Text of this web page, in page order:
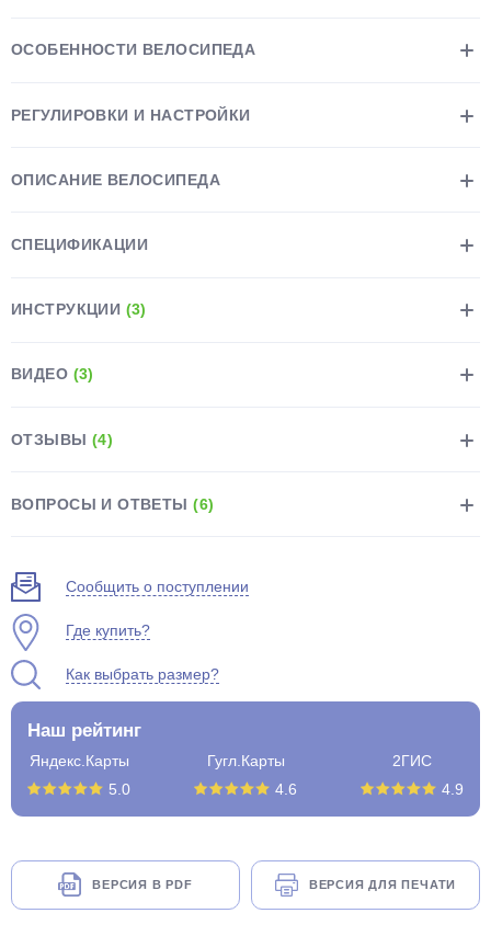
ОСОБЕННОСТИ ВЕЛОСИПЕДА
РЕГУЛИРОВКИ И НАСТРОЙКИ
ОПИСАНИЕ ВЕЛОСИПЕДА
СПЕЦИФИКАЦИИ
ИНСТРУКЦИИ (3)
ВИДЕО (3)
ОТЗЫВЫ (4)
ВОПРОСЫ И ОТВЕТЫ(6)
Сообщить о поступлении
Где купить?
Как выбрать размер?
Наш рейтинг
Яндекс.Карты
5.0
Гугл.Карты
4.6
2ГИС
4.9
ВЕРСИЯ В PDF ВЕРСИЯ ДЛЯ ПЕЧАТИ